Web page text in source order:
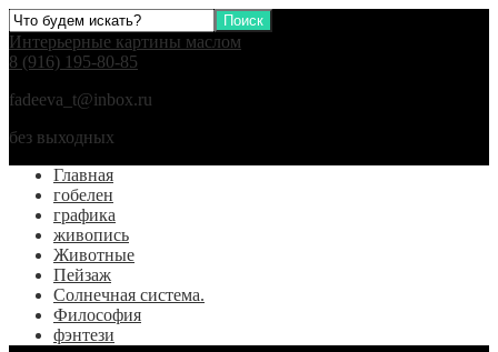
Интерьерные картины маслом
8 (916) 195-80-85
fadeeva_t@inbox.ru
без выходных
Главная
гобелен
графика
живопись
Животные
Пейзаж
Солнечная система.
Философия
фэнтези